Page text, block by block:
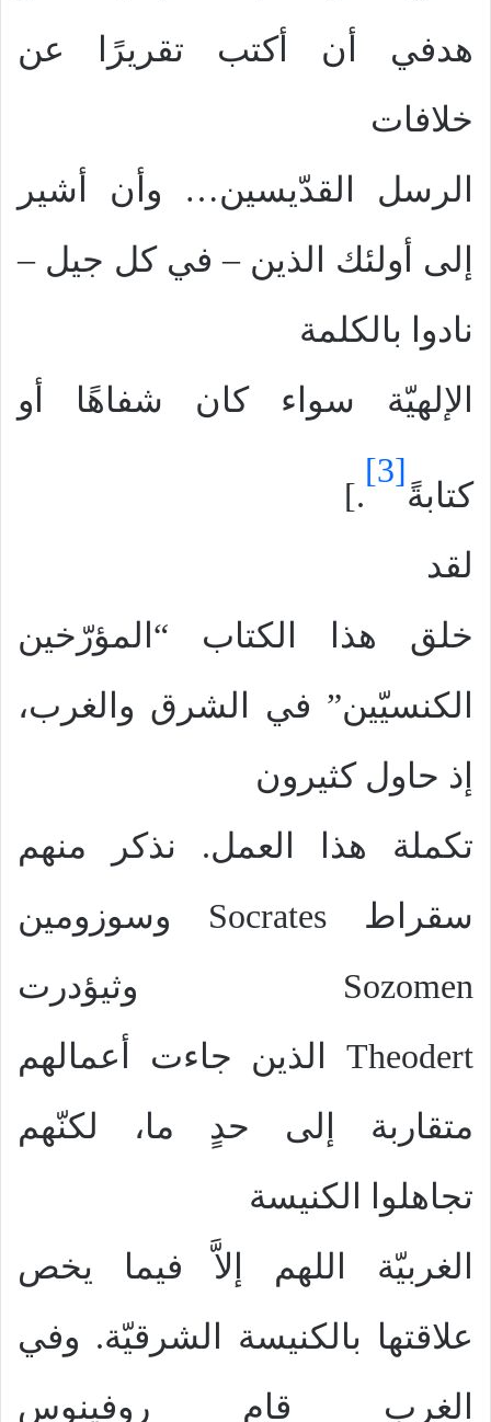
هدفي أن أكتب تقريرًا عن
خلافات
الرسل القدّيسين… وأن أشير
إلى أولئك الذين – في كل جيل –
نادوا بالكلمة
الإلهيّة سواء كان شفاهًا أو
كتابةً
[3]
.]
لقد
خلق هذا الكتاب “المؤرّخين
الكنسيّين” في الشرق والغرب،
إذ حاول كثيرون
تكملة هذا العمل. نذكر منهم
سقراط Socrates وسوزومين
Sozomen وثيؤدرت
Theodert الذين جاءت أعمالهم
متقاربة إلى حدٍ ما، لكنّهم
تجاهلوا الكنيسة
الغربيّة اللهم إلاَّ فيما يخص
علاقتها بالكنيسة الشرقيّة. وفي
الغرب قام روفينوس